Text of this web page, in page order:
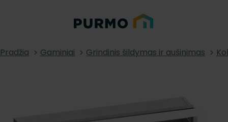
Pradžia Gaminiai Grindinis šildymas ir aušinimas